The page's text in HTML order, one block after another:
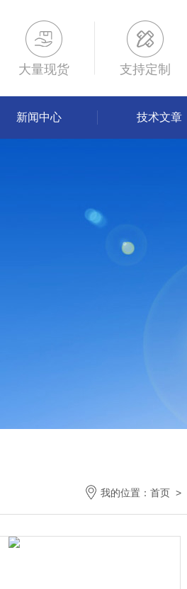
大量现货 支持定制
新闻中心 技术文章
我的位置： 首页 >